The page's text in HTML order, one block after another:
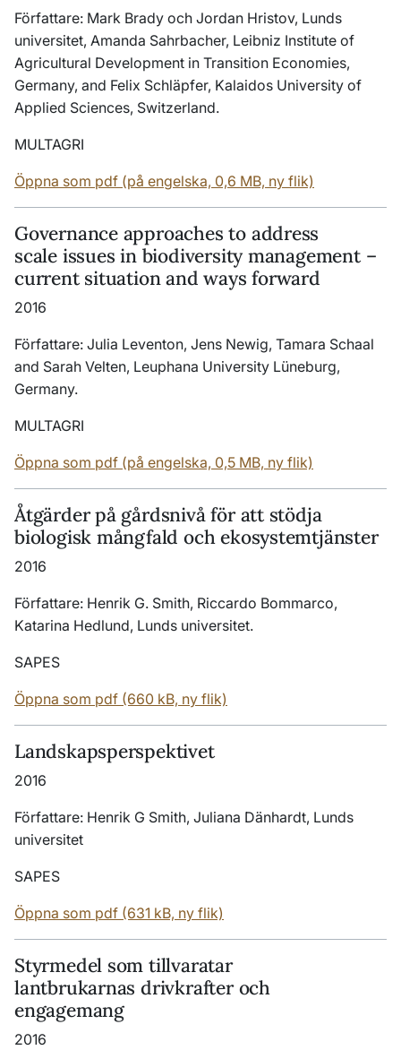
Författare: Mark Brady och Jordan Hristov, Lunds
universitet, Amanda Sahrbacher, Leibniz Institute of
Agricultural Development in Transition Economies,
Germany, and Felix Schläpfer, Kalaidos University of
Applied Sciences, Switzerland.
MULTAGRI
Öppna som pdf (på engelska, 0,6 MB, ny flik)
Governance approaches to address
scale issues in biodiversity management –
current situation and ways forward
2016
Författare: Julia Leventon, Jens Newig, Tamara Schaal
and Sarah Velten, Leuphana University Lüneburg,
Germany.
MULTAGRI
Öppna som pdf (på engelska, 0,5 MB, ny flik)
Åtgärder på gårdsnivå för att stödja
biologisk mångfald och ekosystemtjänster
2016
Författare: Henrik G. Smith, Riccardo Bommarco,
Katarina Hedlund, Lunds universitet.
SAPES
Öppna som pdf (660 kB, ny flik)
Landskapsperspektivet
2016
Författare: Henrik G Smith, Juliana Dänhardt, Lunds
universitet
SAPES
Öppna som pdf (631 kB, ny flik)
Styrmedel som tillvaratar
lantbrukarnas drivkrafter och
engagemang
2016